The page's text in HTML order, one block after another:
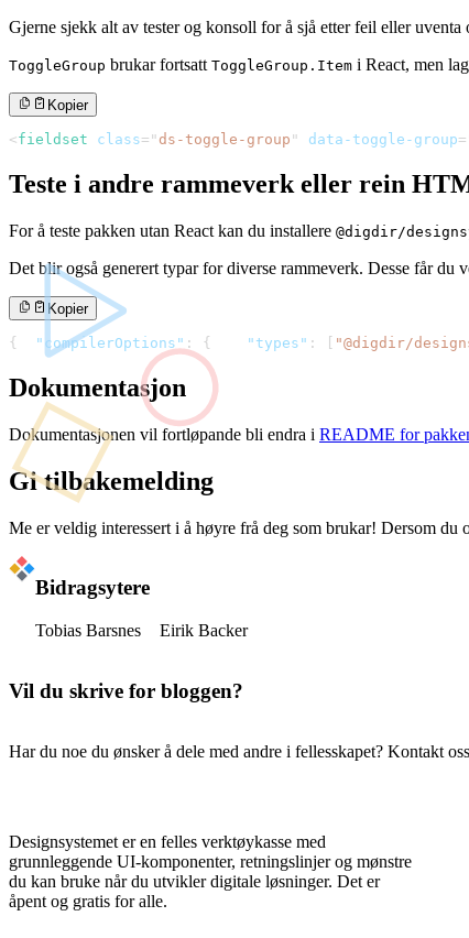
Gjerne sjekk alt av tester og konsoll for å sjå etter feil eller uventa
ToggleGroup brukar fortsatt ToggleGroup.Item i React, men
Kopier
<fieldset class= "ds-toggle-group " data-toggle-group=
Teste i andre rammeverk eller rein
For å teste pakken utan React kan du installere @digdir/
Det blir også generert typar for diverse rammeverk. Desse får du
Kopier
{ "compilerOptions" : { "types" : "@digdir/
Dokumentasjon
Dokumentasjonen vil fortløpande bli endra i README for
Gi tilbakemelding
Me er veldig interessert i å høyre frå deg som brukar! Dersom
Bidragsytere
Tobias Barsnes Eirik Backer
Vil du skrive for bloggen?
Har du noe du ønsker å dele med andre i fellesskapet? Kontakt
Designsystemet er en felles verktøykasse med
grunnleggende UI-komponenter, retningslinjer og mønstre
du kan bruke når du utvikler digitale løsninger. Det er
åpent og gratis for alle.